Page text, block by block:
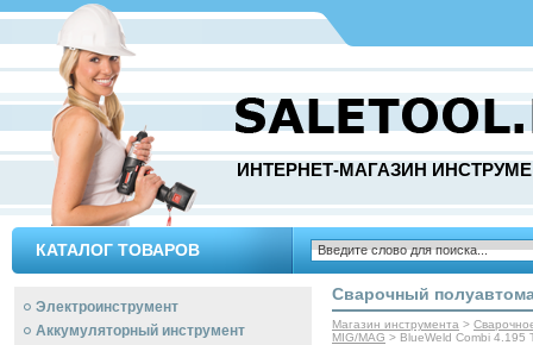
ИНТЕРНЕТ-МАГАЗИН
КАТАЛОГ ТОВАРОВ
Электроинструмент
Аккумуляторный инструмент
Сварочный
Магазин инструмента >
MIG/MAG > BlueWeld Combi 4.195